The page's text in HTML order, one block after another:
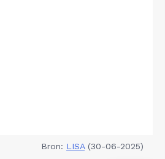
Bron: LISA(30-06-2025)